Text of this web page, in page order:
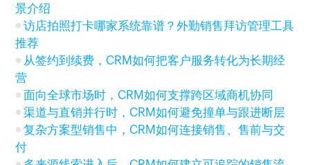
景介绍
访店拍照打卡哪家系统靠谱？外勤销售拜访管理工具
推荐
从签约到续费，CRM如何把客户服务转化为长期经
营
面向全球市场时，CRM如何支撑跨区域商机协同
渠道与直销并行时，CRM如何避免撞单与跟进断层
复杂方案型销售中，CRM如何连接销售、售前与交
付